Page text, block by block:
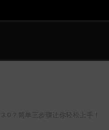
？简单三步骤让你轻松上手！